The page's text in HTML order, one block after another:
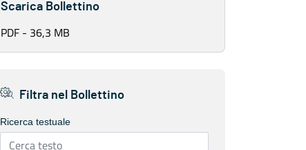
Scarica Bollettino
PDF - 36,3 MB
Filtra nel Bollettino
Ricerca testuale